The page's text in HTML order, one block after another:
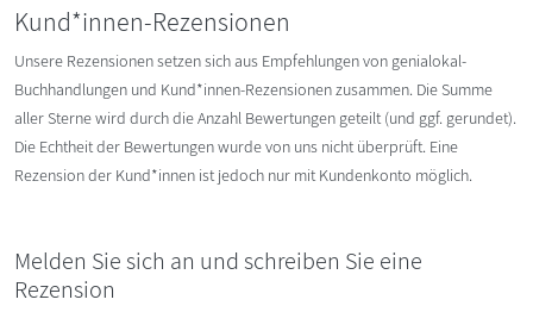
Kund*innen-Rezensionen
Unsere Rezensionen setzen sich aus Empfehlungen von genialokal-
Buchhandlungen und Kund*innen-Rezensionen zusammen. Die Summe
aller Sterne wird durch die Anzahl Bewertungen geteilt (und ggf. gerundet).
Die Echtheit der Bewertungen wurde von uns nicht überprüft. Eine
Rezension der Kund*innen ist jedoch nur mit Kundenkonto möglich.
Melden Sie sich an und schreiben Sie eine
Rezension